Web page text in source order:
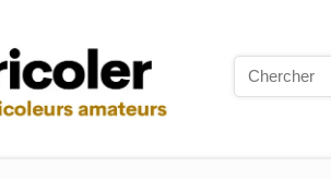
Search
for: